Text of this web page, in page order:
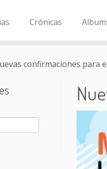
Crónicas
confirmaciones para